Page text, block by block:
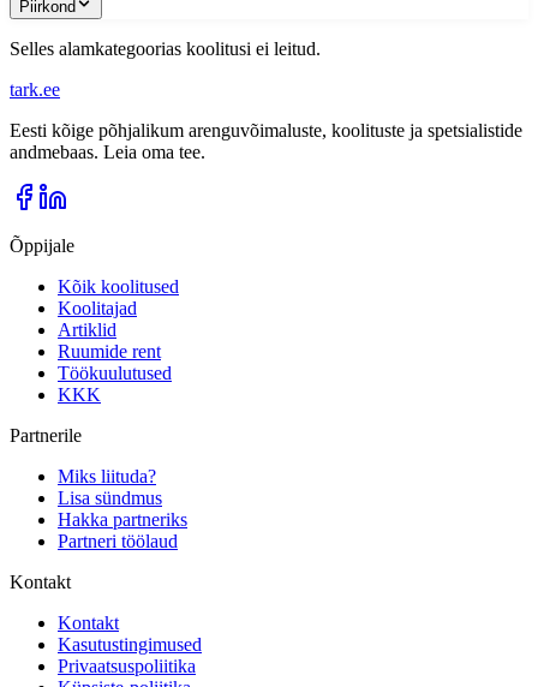
Piirkond
Selles alamkategoorias koolitusi ei leitud.
tark.ee
Eesti kõige põhjalikum arenguvõimaluste, koolituste ja spetsialistide
andmebaas. Leia oma tee.
Õppijale
Kõik koolitused
Koolitajad
Artiklid
Ruumide rent
Töökuulutused
KKK
Partnerile
Miks liituda?
Lisa sündmus
Hakka partneriks
Partneri töölaud
Kontakt
Kontakt
Kasutustingimused
Privaatsuspoliitika